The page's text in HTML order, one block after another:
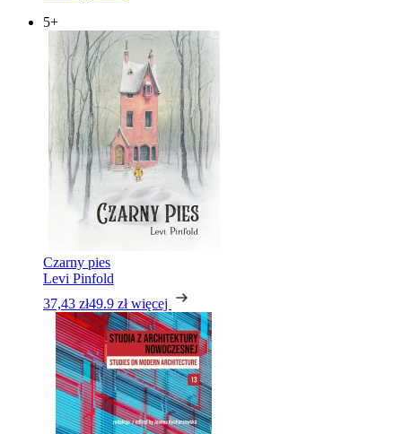
5+
Czarny pies
Levi Pinfold
37,43 zł49.9 zł więcej